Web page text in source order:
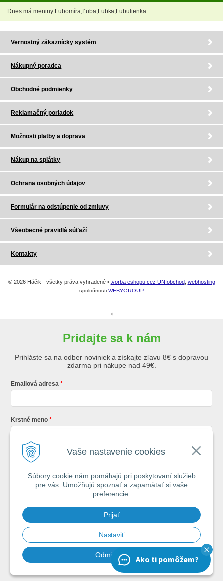
Vaše nastavenie cookies
Súbory cookie nám pomáhajú pri poskytovaní služieb
pre vás. Umožňujú spoznať a zapamätať si vaše
preferencie.
Prijať
Nastaviť
Odmietnuť
Dnes má meniny Ľubomíra,Ľuba,Ľubka,Ľubulienka.
Vernostný zákaznícky systém
Nákupný poradca
Obchodné podmienky
Reklamačný poriadok
Možnosti platby a doprava
Nákup na splátky
Ochrana osobných údajov
Formulár na odstúpenie od zmluvy
Všeobecné pravidlá súťaží
Kontakty
© 2026 Háčik - všetky práva vyhradené • tvorba eshopu cez UNIobchod, webhosting
spoločnosti WEBYGROUP
×
Pridajte sa k nám
Prihláste sa na odber noviniek a získajte zľavu 8€ s dopravou
zdarma pri nákupe nad 49€.
Emailová adresa
Krstné meno
Registráciou súhlasíte so
Každý týždeň si od nás nájdete v schránke : 1x Rybársky Poradca a 1x
akčná ponuka. 1x mesačne prehľad nových článkov z nášho blogu.
Ochrana vašich osobných údajov je pre nás na 1. mieste.Zoznámte sa s
našimi zásadami spracovania osobných údajov
Chcem odoberaťAko ti pomôžem?